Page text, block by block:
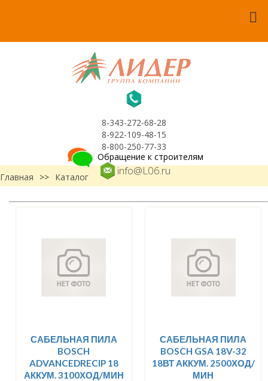
8-343-272-68-28
8-922-109-48-15
8-800-250-77-33
info@L06.ru
Обращение к строителям
Главная
>> Каталог
САБЕЛЬНАЯ ПИЛА
BOSCH
ADVANCEDRECIP 18
АККУМ. 3100ХОД/МИН
САБЕЛЬНАЯ ПИЛА
BOSCH GSA 18V-32
18ВТ АККУМ. 2500ХОД/
МИН